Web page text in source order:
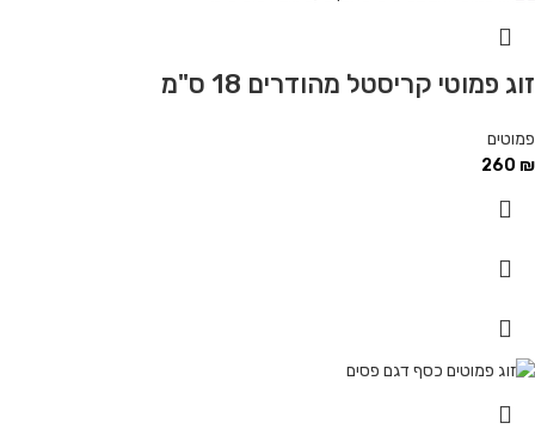
זוג פמוטי קריסטל מהודרים 18 ס"מ
פמוטים
260 ₪